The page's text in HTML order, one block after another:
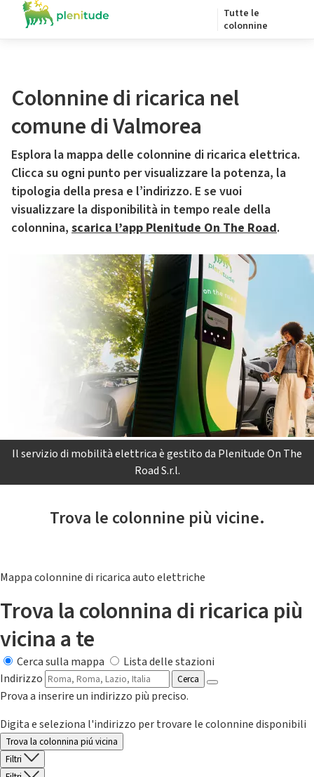
Tutte le
colonnine
Colonnine di ricarica nel
comune di Valmorea
Esplora la mappa delle colonnine di ricarica elettrica.
Clicca su ogni punto per visualizzare la potenza, la
tipologia della presa e l’indirizzo. E se vuoi
visualizzare la disponibilità in tempo reale della
colonnina, scarica l’app Plenitude On The Road.
Il servizio di mobilità elettrica è gestito da Plenitude On The
Road S.r.l.
Trova le colonnine più vicine.
Mappa colonnine di ricarica auto elettriche
Trova la colonnina di ricarica più
vicina a te
Cerca sulla mappa
Lista delle stazioni
Indirizzo
Cerca
Prova a inserire un indirizzo più preciso.
Digita e seleziona l'indirizzo per trovare le colonnine disponibili
Trova la colonnina piú vicina
Filtri